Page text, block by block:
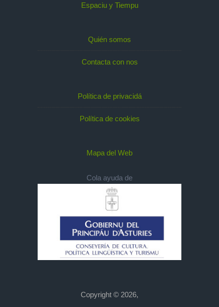
Espaciu y Tiempu
Quién somos
Contacta con nos
Política de privacidá
Política de cookies
Mapa del Web
Cola ayuda de
Copyright © 2026,